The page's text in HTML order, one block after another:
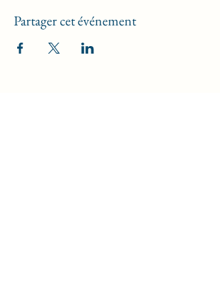
Partager cet événement